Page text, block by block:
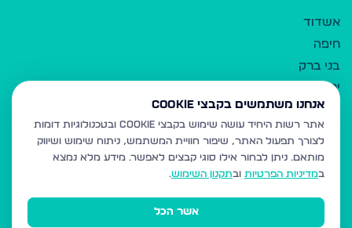
אשדוד
חיפה
בני ברק
ירושלים
אלעד
גבעת זאב
בית שמש
רכסים
מודיעין עילית
אנחנו משתמשים בקבצי Cookie
אתר רשות היחיד עושה שימוש בקבצי Cookie ובטכנולוגיות דומות
לצורך תפעול האתר, שיפור חוויית המשתמש, ניתוח שימוש ושיווק
מותאם. ניתן לבחור אילו סוגי קבצים לאפשר. מידע מלא נמצא
במדיניות הפרטיות ובתקנון השימוש.
אשר הכל